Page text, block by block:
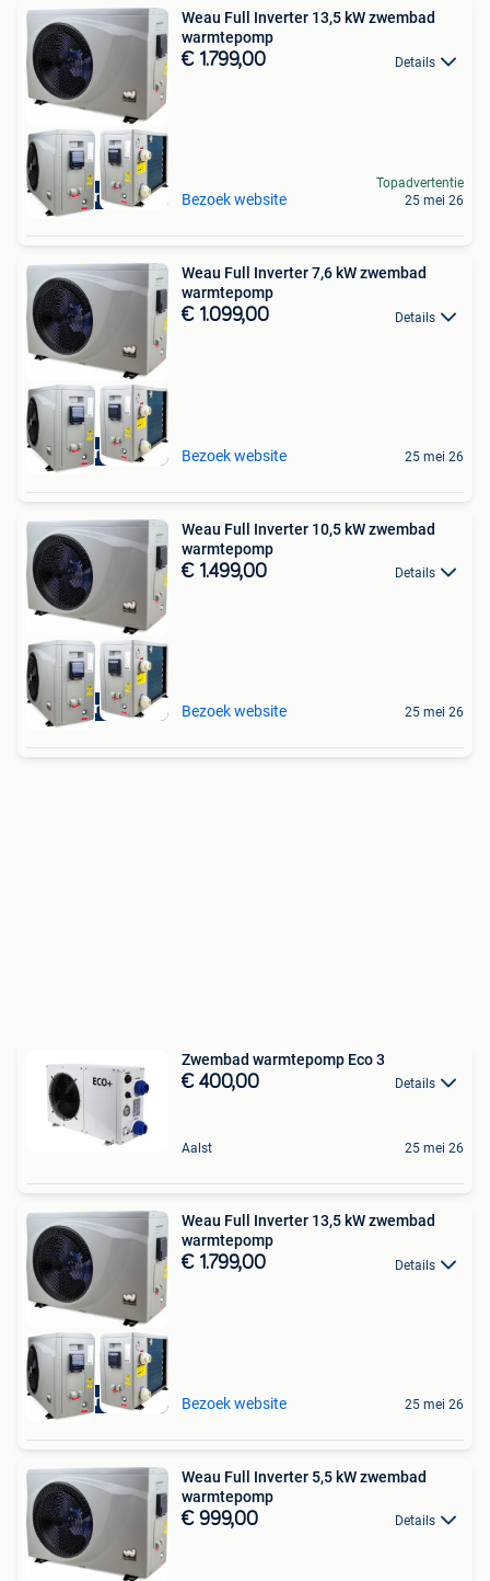
Aquariatics
Weau Full Inverter 13,5 kW zwembad
warmtepomp
€ 1.799,00 Details
Bezoek website
Topadvertentie
25 mei 26
Aquariatics
Weau Full Inverter 7,6 kW zwembad
warmtepomp
€ 1.099,00 Details
Bezoek website 25 mei 26
Aquariatics
Weau Full Inverter 10,5 kW zwembad
warmtepomp
€ 1.499,00 Details
Bezoek website 25 mei 26
Zwembad warmtepomp Eco 3
€ 400,00 Details
Aalst 25 mei 26
Aquariatics
Weau Full Inverter 13,5 kW zwembad
warmtepomp
€ 1.799,00 Details
Bezoek website 25 mei 26
Weau Full Inverter 5,5 kW zwembad
warmtepomp
€ 999,00 Details